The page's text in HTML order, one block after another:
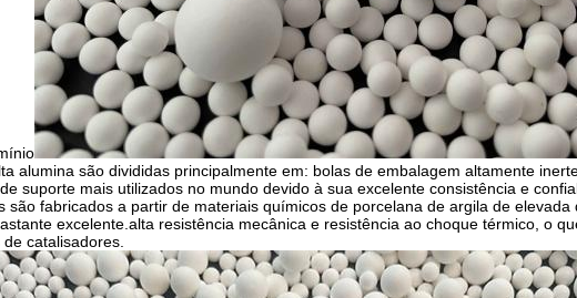
alumina são divididas principalmente em: bolas de embalagem altamente
suporte mais utilizados no mundo devido à sua excelente consistência e
são fabricados a partir de materiais químicos de porcelana de argila de
excelente.alta resistência mecânica e resistência ao choque térmico, o
catalisadores.